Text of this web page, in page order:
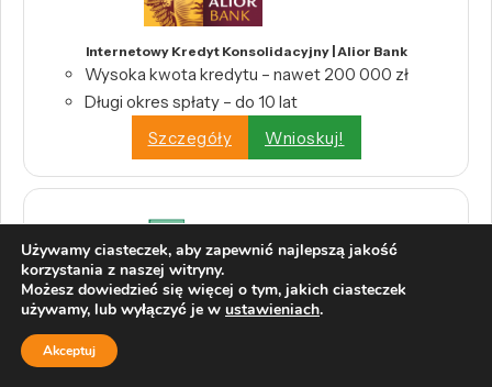
Internetowy Kredyt Konsolidacyjny | Alior Bank
Wysoka kwota kredytu – nawet 200 000 zł
Długi okres spłaty – do 10 lat
Szczegóły
Wnioskuj!
Kredyt konsolidacyjny | Bank BNP Paribas
Jedna rata zamiast wielu
Kwota od 1000 zł do 230 000 zł
0% prowizji
Używamy ciasteczek, aby zapewnić najlepszą jakość
korzystania z naszej witryny.
Możesz dowiedzieć się więcej o tym, jakich ciasteczek
używamy, lub wyłączyć je w ustawieniach.
Akceptuj